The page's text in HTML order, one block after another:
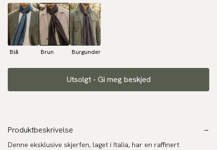
Blå Brun Burgunder
Utsolgt - Gi meg beskjed
Produktbeskrivelse
Denne eksklusive skjerfen, laget i Italia, har en raffinert